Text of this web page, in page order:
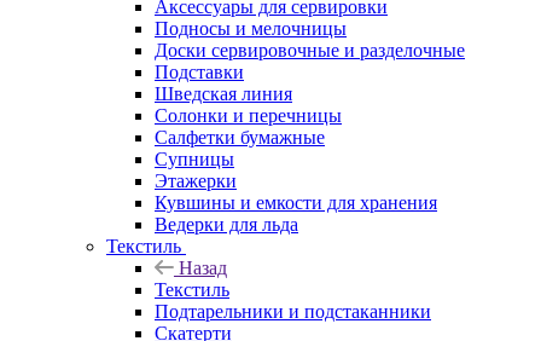
Аксессуары для сервировки
Подносы и мелочницы
Доски сервировочные и разделочные
Подставки
Шведская линия
Солонки и перечницы
Салфетки бумажные
Супницы
Этажерки
Кувшины и емкости для хранения
Ведерки для льда
Текстиль
Назад
Текстиль
Подтарельники и подстаканники
Скатерти